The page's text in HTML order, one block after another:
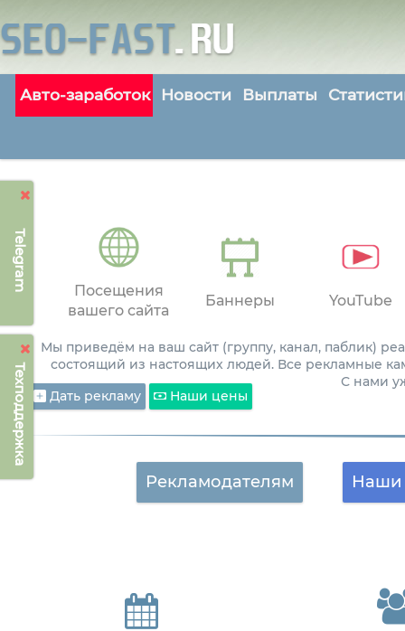
Telegram
Техподдержка
Авто-заработок Новости Выплаты
Посещения
вашего сайта
Баннеры YouTube
Мы приведём на ваш сайт (группу, канал, паблик)
состоящий из настоящих людей. Все рекламные
С нами
Дать рекламу
Наши цены
Рекламодателям Наши